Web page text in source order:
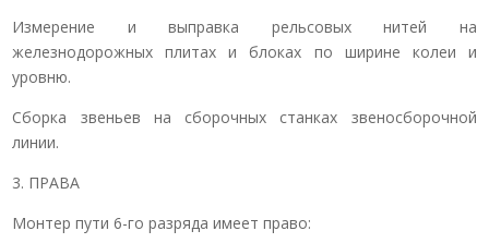
Измерение и выправка рельсовых нитей на
железнодорожных плитах и блоках по ширине колеи и
уровню.
Сборка звеньев на сборочных станках звеносборочной
линии.
3. ПРАВА
Монтер пути 6-го разряда имеет право: